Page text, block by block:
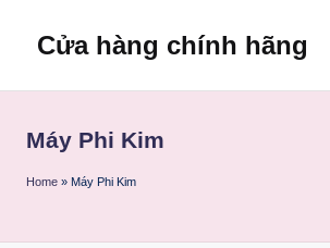
Cửa hàng chính hãng
Máy Phi Kim
Home » Máy Phi Kim